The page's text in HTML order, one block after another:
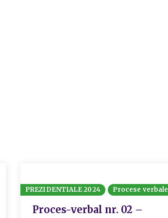
PREZIDENTIALE 2024 Procese verbale
Proces-verbal nr. 02 –